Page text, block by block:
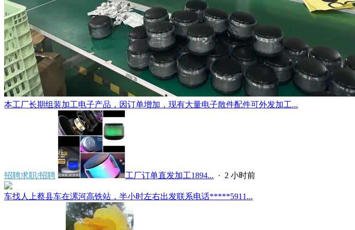
本工厂长期组装加工电子产品，因订单增加，现有大量电子散件配件可外发加工...
招聘求职/招聘 工厂订单直发加工1894... · 2 小时前
车找人上蔡县车在漯河高铁站，半小时左右出发联系电话*****5911...